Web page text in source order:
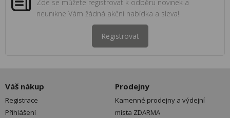
Zde se můžete registrovat k odběru novinek a
neunikne Vám žádná akční nabídka a sleva!
Registrovat
Váš nákup
Registrace
Přihlášení
Prodejny
Kamenné prodejny a výdejní
místa ZDARMA